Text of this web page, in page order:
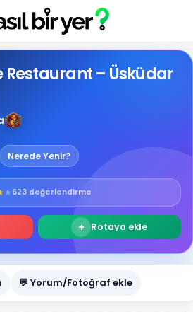
Restaurant – Üsküdar
Nerede Yenir?
★ 623 değerlendirme
+ Rotaya ekle
💬 Yorum/Fotoğraf ekle